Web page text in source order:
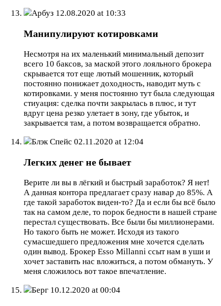
Арбуз 12.08.2020 at 10:33
Манипулируют котировками
Несмотря на их маленький минимальный депозит
всего 10 баксов, за маской этого лояльного брокера
скрывается тот еще лютый мошенник, который
постоянно понижает доходность, наводит муть с
котировками. у меня постоянно тут была следующая
стиуация: сделка почти закрылась в плюс, и тут
вдруг цена резко улетает в зону, где убыток, и
закрывается там, а потом возвращается обратно.
Блэк Спейс 02.11.2020 at 12:04
Легких денег не бывает
Верите ли вы в лёгкий и быстрый заработок? Я нет!
А данная контора предлагает сразу навар до 85%. А
где такой заработок виден-то? Да и если бы всё было
так на самом деле, то порок бедности в нашей стране
перестал существовать. Все были бы миллионерами.
Но такого быть не может. Исходя из такого
сумасшедшего предложения мне хочется сделать
один вывод. Брокер Esso Millanni ссыт нам в уши и
хочет заставить нас вложиться, а потом обмануть. У
меня сложилось вот такое впечатление.
Берг 10.12.2020 at 00:04